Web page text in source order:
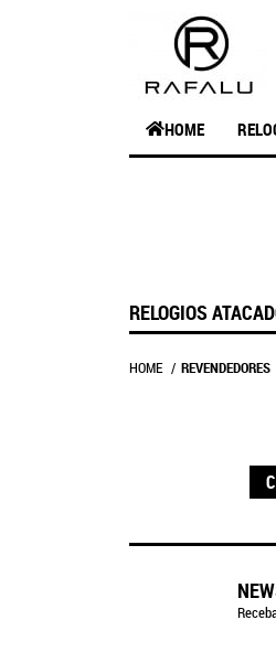
HOME
RELOGIOS
HOME REVENDEDORES